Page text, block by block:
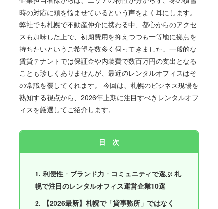
時の対応に頭を悩ませているという声をよく耳にします。
弊社でも札幌で不動産仲介に携わる中、都心からのアクセ
スも加味した上で、初期費用を抑えつつも一等地に拠点を
持ちたいというご希望を数多く伺ってきました。一般的な
賃貸テナントでは保証金や内装費で数百万円の支出となる
ことも珍しくありませんが、最近のレンタルオフィスはそ
の常識を覆してくれます。 今回は、札幌のビジネス現場を
熟知する視点から、2026年上期に注目すべきレンタルオフ
ィスを厳選してご紹介します。
目 次
1. 利便性・ブランド力・コミュニティで選ぶ 札
幌で注目のレンタルオフィス運営企業10選
2. 【2026最新】札幌で「貸事務所」ではなく